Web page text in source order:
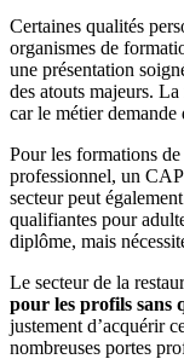
Certaines qualités
organismes de
une présentation
des atouts majeurs.
car le métier demande
Pour les formations
professionnel, un
secteur peut
qualifiantes pour
diplôme, mais
Le secteur de la
pour les profils sans
justement d’acquérir
nombreuses portes